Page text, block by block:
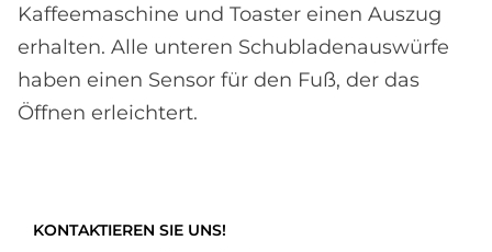
Kaffeemaschine und Toaster einen Auszug
erhalten. Alle unteren Schubladenauswürfe
haben einen Sensor für den Fuß, der das
Öffnen erleichtert.
KONTAKTIEREN SIE UNS!